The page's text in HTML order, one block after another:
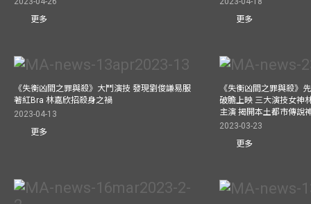
更多
更多
《失衡凶間之罪與殺》大鬥演技 發現劉俊謙易服
著紅Bra 林嘉欣招殺身之禍
2023-04-13
更多
《失衡凶間之罪與殺》
破膽上映 三大演技女神
主演 揭開本土都市傳說
2023-03-23
更多